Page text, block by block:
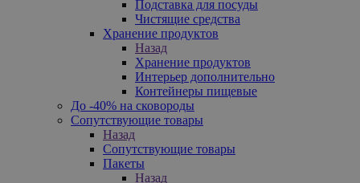
Подставка для посуды
Чистящие средства
Хранение продуктов
Назад
Хранение продуктов
Интерьер дополнительно
Контейнеры пищевые
До -40% на сковороды
Сопутствующие товары
Назад
Сопутствующие товары
Пакеты
Назад